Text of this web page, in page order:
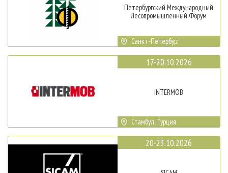
Петербургский Международный
Лесопромышленный Форум
Санкт-Петербург
17-20.10.2026
INTERMOB
Стамбул, Турция
20-23.10.2026